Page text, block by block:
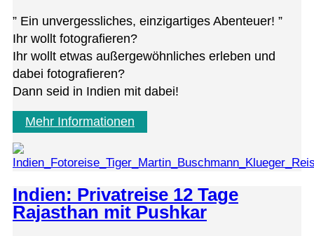
” Ein unver­gess­li­ches, ein­zig­ar­ti­ges Abenteuer! ”
Ihr wollt fotografieren?
Ihr wollt etwas außer­ge­wöhn­li­ches erle­ben und
dabei fotografieren?
Dann seid in Indien mit dabei!
Mehr Informationen
Indien: Privatreise 12 Tage
Rajasthan mit Pushkar